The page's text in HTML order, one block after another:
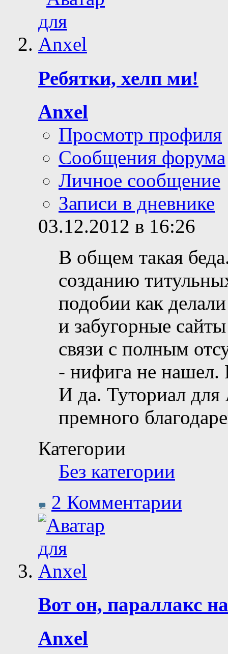
Ребятки, хелп ми!
Anxel
Просмотр профиля
Сообщения форума
Личное сообщение
Записи в дневнике
03.12.2012 в 16:26
В общем такая
созданию
подобии как
и забугорные
связи с полным
- нифига не нашел.
И да. Туториал
премного
Категории
Без категории
2 Комментарии
Вот он, параллакс
Anxel